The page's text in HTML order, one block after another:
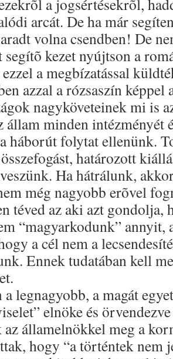
a jogsértésekrõl,
arcát. De ha már
volna csendben! De
kezet nyújtson a
a megbízatással
azzal a rózsaszín
nagyköveteinek mi is
állam minden intézményét
háborút folytat ellenünk.
határozott
Ha hátrálunk,
még nagyobb erõvel
téved az aki azt gondolja,
“magyarkodunk” annyit,
a cél nem a
Ennek tudatában kell
legnagyobb, a magát
elnöke és
államelnökkel meg a
hogy “a történtek nem